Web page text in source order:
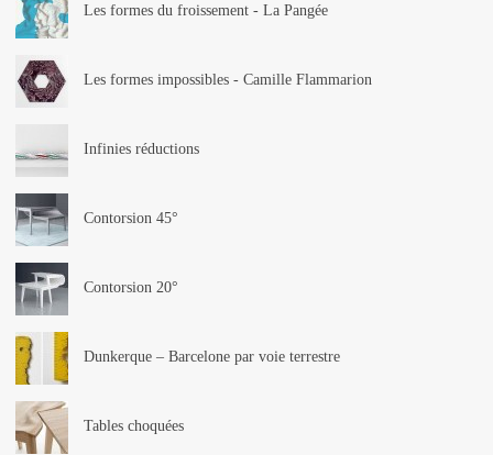
Les formes du froissement - La Pangée
Les formes impossibles - Camille Flammarion
Infinies réductions
Contorsion 45°
Contorsion 20°
Dunkerque – Barcelone par voie terrestre
Tables choquées